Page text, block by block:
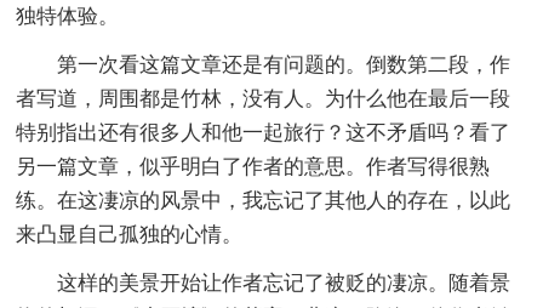
独特体验。
第一次看这篇文章还是有问题的。倒数第二段，作
者写道，周围都是竹林，没有人。为什么他在最后一段
特别指出还有很多人和他一起旅行？这不矛盾吗？看了
另一篇文章，似乎明白了作者的意思。作者写得很熟
练。在这凄凉的风景中，我忘记了其他人的存在，以此
来凸显自己孤独的心情。
这样的美景开始让作者忘记了被贬的凄凉。随着景